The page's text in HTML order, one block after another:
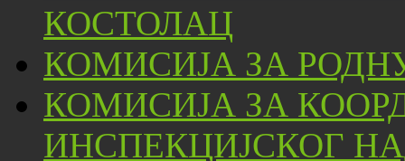
КОСТОЛАЦ
КОМИСИЈА ЗА
КОМИСИЈА ЗА
ИНСПЕКЦИЈСКОГ